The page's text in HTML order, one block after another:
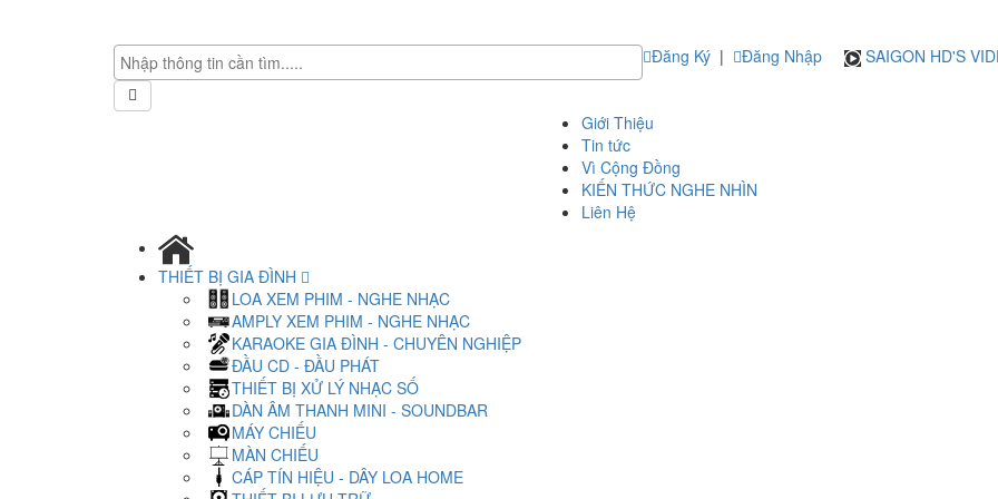
Đăng Ký | Đăng Nhập SAIGON HD'S
Giới Thiệu
Tin tức
Vì Cộng Đồng
KIẾN THỨC NGHE NHÌN
Liên Hệ
THIẾT BỊ GIA ĐÌNH
LOA XEM PHIM - NGHE NHẠC
AMPLY XEM PHIM - NGHE NHẠC
KARAOKE GIA ĐÌNH - CHUYÊN NGHIỆP
ĐẦU CD - ĐẦU PHÁT
THIẾT BỊ XỬ LÝ NHẠC SỐ
DÀN ÂM THANH MINI - SOUNDBAR
MÁY CHIẾU
MÀN CHIẾU
CÁP TÍN HIỆU - DÂY LOA HOME